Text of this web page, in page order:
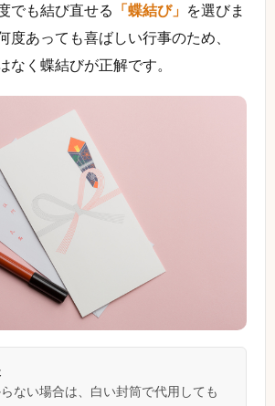
でも結び直せる
「蝶結び」 を選びま
度あっても喜ばしい行事のため、
なく蝶結びが正解です。
ない場合は、白い封筒で代用しても